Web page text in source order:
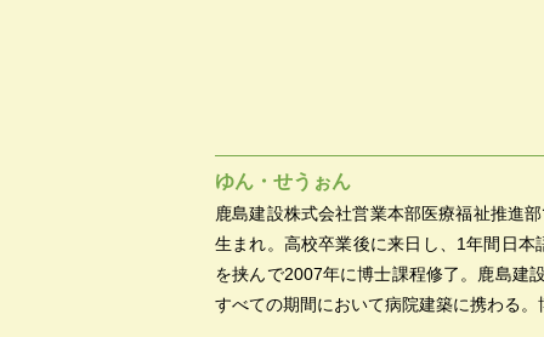
ゆん・せうぉん
鹿島建設株式会社営業本部医療福祉推進
生まれ。高校卒業後に来日し、1年間日
を挟んで2007年に博士課程修了。鹿島建
すべての期間において病院建築に携わる